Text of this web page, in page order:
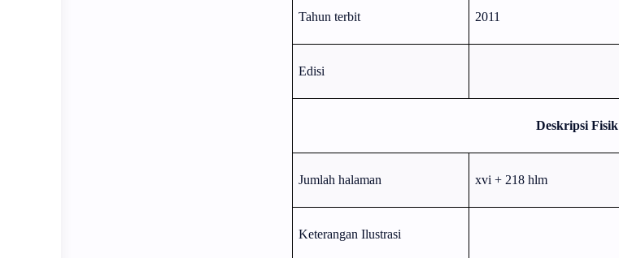
Tahun terbit 2011
Edisi
Deskripsi Fisik
Jumlah halaman xvi + 218 hlm
Keterangan Ilustrasi